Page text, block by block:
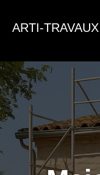
ARTI-TRAVAUX